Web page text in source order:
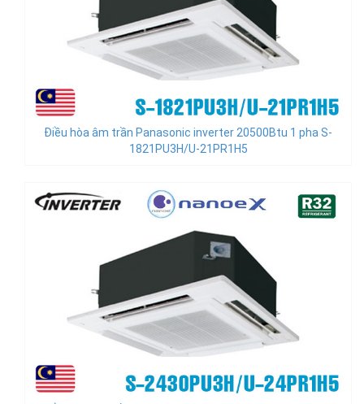
Điều hòa âm trần Panasonic inverter 20500Btu 1 pha S-
1821PU3H/U-21PR1H5